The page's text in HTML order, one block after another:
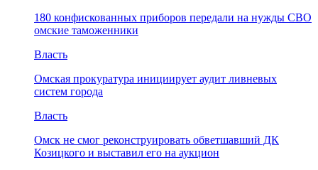
180 конфискованных приборов передали на нужды СВО
омские таможенники
Власть
Омская прокуратура инициирует аудит ливневых
систем города
Власть
Омск не смог реконструировать обветшавший ДК
Козицкого и выставил его на аукцион